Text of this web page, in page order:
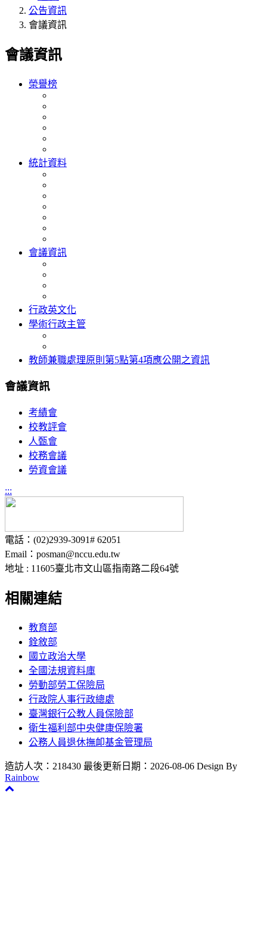
公告資訊
會議資訊
會議資訊
榮譽榜
統計資料
會議資訊
行政英文化
學術行政主管
教師兼職處理原則第5點第4項應公開之資訊
會議資訊
考績會
校教評會
人甄會
校務會議
勞資會議
:::
電話：(02)2939-3091# 62051
Email：posman@nccu.edu.tw
地址 : 11605臺北市文山區指南路二段64號
相關連結
教育部
銓敘部
國立政治大學
全國法規資料庫
勞動部勞工保險局
行政院人事行政總處
臺灣銀行公教人員保險部
衛生福利部中央健康保險署
公務人員退休撫卹基金管理局
造訪人次：218430 最後更新日期：2026-08-06 Design By
Rainbow